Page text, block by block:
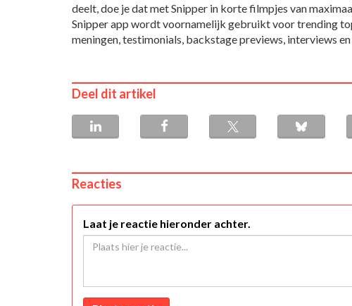
deelt, doe je dat met Snipper in korte filmpjes van
Snipper app wordt voornamelijk gebruikt voor trending
meningen, testimonials, backstage previews, interviews en
Deel dit artikel
Reacties
Laat je reactie hieronder achter.